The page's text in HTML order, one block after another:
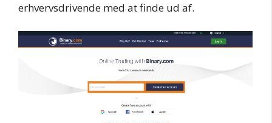
erhvervsdrivende med at finde ud af.